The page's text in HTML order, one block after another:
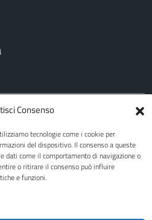
Consenso
tecnologie come i cookie per
del dispositivo. Il consenso a queste
dati come il comportamento di navigazione o
o ritirare il consenso può influire
e funzioni.
del sito